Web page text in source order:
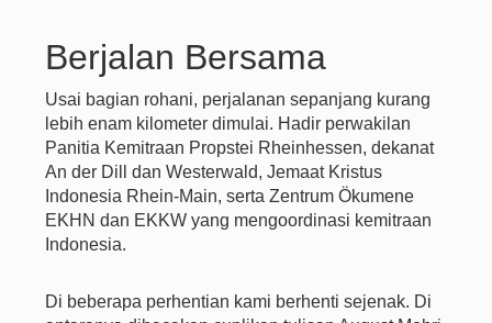
Berjalan Bersama
Usai bagian rohani, perjalanan sepanjang kurang
lebih enam kilometer dimulai. Hadir perwakilan
Panitia Kemitraan Propstei Rheinhessen, dekanat
An der Dill dan Westerwald, Jemaat Kristus
Indonesia Rhein-Main, serta Zentrum Ökumene
EKHN dan EKKW yang mengoordinasi kemitraan
Indonesia.
Di beberapa perhentian kami berhenti sejenak. Di